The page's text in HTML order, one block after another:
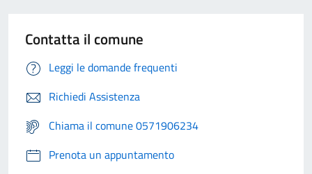
Contatta il comune
Leggi le domande frequenti
Richiedi Assistenza
Chiama il comune 0571906234
Prenota un appuntamento